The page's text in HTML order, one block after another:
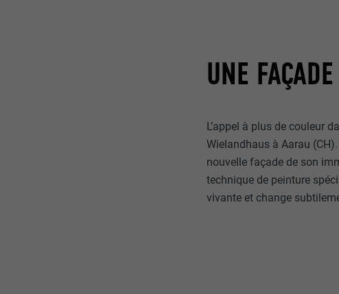
UNE
L’appel à plus de couleur
Wielandhaus à Aarau
nouvelle façade de son
technique de peinture
vivante et change